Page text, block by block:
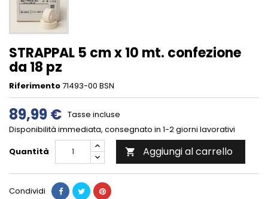
STRAPPAL 5 cm x 10 mt. confezione
da 18 pz
Riferimento71493-00 BSN
89,99 € Tasse incluse
Disponibilità immediata, consegnato in 1-2 giorni lavorativi
Quantità
 Aggiungi al carrello
Condividi